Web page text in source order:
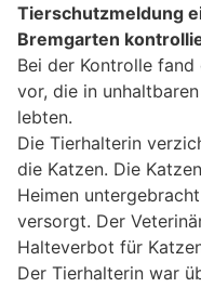
Tierschutzmeldung
Bremgarten
Bei der Kontrolle
vor, die in
lebten.
Die Tierhalterin
die Katzen. Die
Heimen
versorgt. Der
Halteverbot für
Der Tierhalterin war